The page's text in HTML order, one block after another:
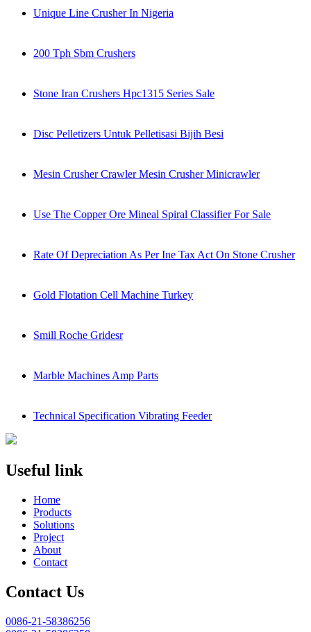
Unique Line Crusher In Nigeria
200 Tph Sbm Crushers
Stone Iran Crushers Hpc1315 Series Sale
Disc Pelletizers Untuk Pelletisasi Bijih Besi
Mesin Crusher Crawler Mesin Crusher Minicrawler
Use The Copper Ore Mineal Spiral Classifier For Sale
Rate Of Depreciation As Per Ine Tax Act On Stone Crusher
Gold Flotation Cell Machine Turkey
Smill Roche Gridesr
Marble Machines Amp Parts
Technical Specification Vibrating Feeder
Useful link
Home
Products
Solutions
Project
About
Contact
Contact Us
0086-21-58386256